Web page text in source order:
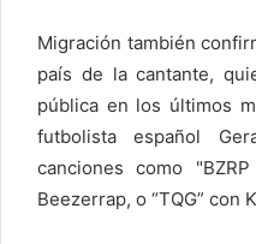
e
c
t
r
ó
n
Migración también
país de la cantante,
pública en los últimos
futbolista español
canciones como
Beezerrap, o “TQG” con